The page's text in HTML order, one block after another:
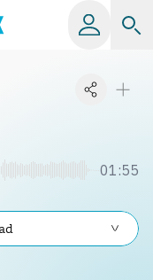
01:55